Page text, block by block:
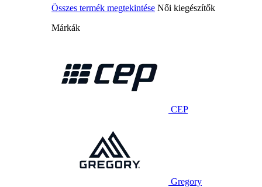
Összes termék megtekintése Női kiegészítők
Márkák
CEP
Gregory